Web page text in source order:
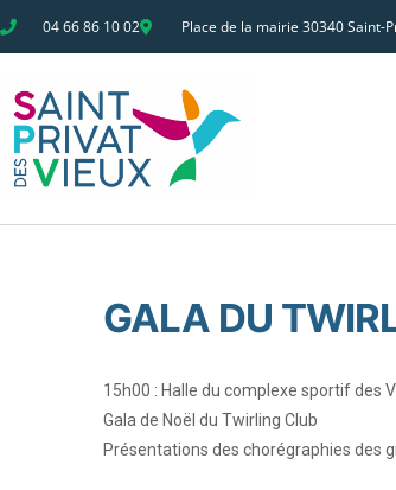
04 66 86 10 02 Place de la mairie 30340 Saint-
GALA DU
15h00 : Halle du complexe sportif des
Gala de Noël du Twirling Club
Présentations des chorégraphies des